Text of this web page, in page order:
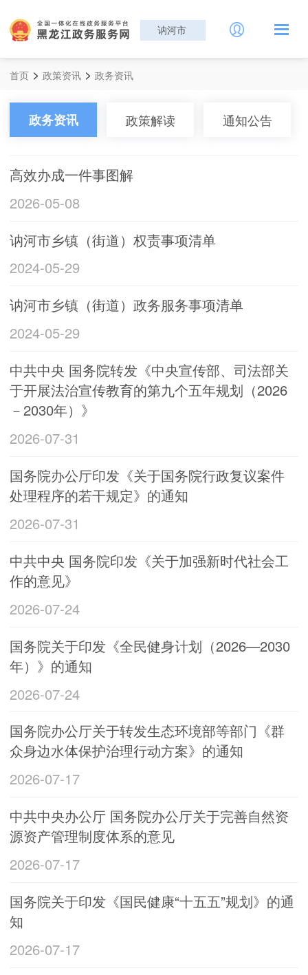
讷河市
首页 >政策资讯 >政务资讯
政务资讯 政策解读 通知公告
高效办成一件事图解
2026-05-08
讷河市乡镇（街道）权责事项清单
2024-05-29
讷河市乡镇（街道）政务服务事项清单
2024-05-29
中共中央 国务院转发《中央宣传部、司法部关
于开展法治宣传教育的第九个五年规划（2026
－2030年）》
2026-07-31
国务院办公厅印发《关于国务院行政复议案件
处理程序的若干规定》的通知
2026-07-31
中共中央 国务院印发《关于加强新时代社会工
作的意见》
2026-07-24
国务院关于印发《全民健身计划（2026—2030
年）》的通知
2026-07-24
国务院办公厅关于转发生态环境部等部门《群
众身边水体保护治理行动方案》的通知
2026-07-17
中共中央办公厅 国务院办公厅关于完善自然资
源资产管理制度体系的意见
2026-07-17
国务院关于印发《国民健康“十五五”规划》的通
知
2026-07-17